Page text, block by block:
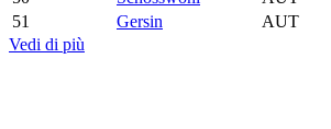
51
Gersin AUT
Vedi di più